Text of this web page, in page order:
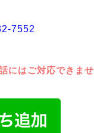
7552
にはご対応できませ